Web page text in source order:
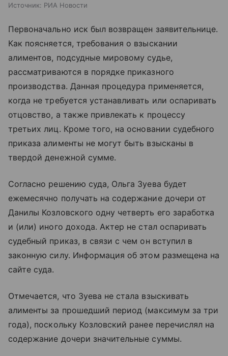
Источник: РИА Новости
Первоначально иск был возвращен заявительнице.
Как поясняется, требования о взыскании
алиментов, подсудные мировому судье,
рассматриваются в порядке приказного
производства. Данная процедура применяется,
когда не требуется устанавливать или оспаривать
отцовство, а также привлекать к процессу
третьих лиц. Кроме того, на основании судебного
приказа алименты не могут быть взысканы в
твердой денежной сумме.
Согласно решению суда, Ольга Зуева будет
ежемесячно получать на содержание дочери от
Данилы Козловского одну четверть его заработка
и (или) иного дохода. Актер не стал оспаривать
судебный приказ, в связи с чем он вступил в
законную силу. Информация об этом размещена на
сайте суда.
Отмечается, что Зуева не стала взыскивать
алименты за прошедший период (максимум за три
года), поскольку Козловский ранее перечислял на
содержание дочери значительные суммы.